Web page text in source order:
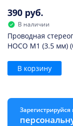
390 руб.
В наличии
Проводная
HOCO M1 (3.5 мм)
В корзину